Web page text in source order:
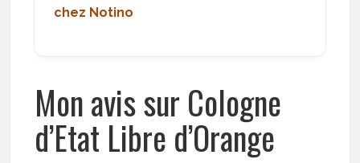
chez Notino
Mon avis sur Cologne
d’Etat Libre d’Orange